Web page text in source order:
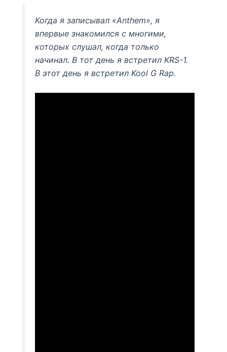
Когда я записывал «Anthem», я
впервые знакомился с многими,
которых слушал, когда только
начинал. В тот день я встретил KRS-1.
В этот день я встретил Kool G Rap.